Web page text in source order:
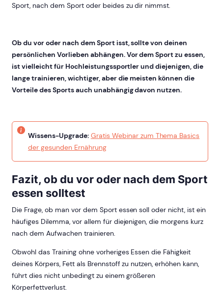
Sport, nach dem Sport oder beides zu dir nimmst.
Ob du vor oder nach dem Sport isst, sollte von deinen
persönlichen Vorlieben abhängen. Vor dem Sport zu essen,
ist vielleicht für Hochleistungssportler und diejenigen, die
lange trainieren, wichtiger, aber die meisten können die
Vorteile des Sports auch unabhängig davon nutzen.
Wissens-Upgrade: Gratis Webinar zum Thema Basics
der gesunden Ernährung
Fazit, ob du vor oder nach dem Sport
essen solltest
Die Frage, ob man vor dem Sport essen soll oder nicht, ist ein
häufiges Dilemma, vor allem für diejenigen, die morgens kurz
nach dem Aufwachen trainieren.
Obwohl das Training ohne vorheriges Essen die Fähigkeit
deines Körpers, Fett als Brennstoff zu nutzen, erhöhen kann,
führt dies nicht unbedingt zu einem größeren
Körperfettverlust.